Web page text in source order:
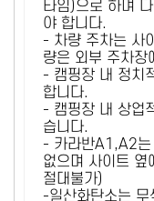
타임)으로 하며
야 합니다.
- 차량 주차는 사
량은 외부 주차장
- 캠핑장 내 정치
합니다.
- 캠핑장 내 상업
습니다.
- 카라반A1,A2는
없으며 사이트 옆
절대불가)
-일산화탄소는 무